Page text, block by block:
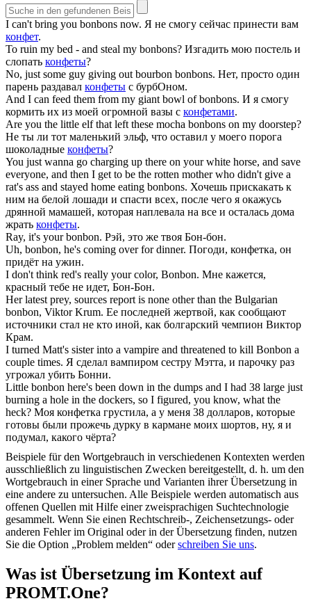
I can't bring you bonbons now. Я не смогу сейчас принести вам
конфет.
To ruin my bed - and steal my bonbons? Изгадить мою постель и
слопать конфеты?
No, just some guy giving out bourbon bonbons. Нет, просто один
парень раздавал конфеты с бурбОном.
And I can feed them from my giant bowl ofbonbons. И я смогу
кормить их из моей огромной вазы с конфетами.
Are you the little elf that left these mocha bonbons on my doorstep?
Не ты ли тот маленький эльф, что оставил у моего порога
шоколадные конфеты?
You just wanna go charging up there on your white horse, and save
everyone, and then I get to be the rotten mother who didn't give a
rat's ass and stayed home eating bonbons. Хочешь прискакать к
ним на белой лошади и спасти всех, после чего я окажусь
дрянной мамашей, которая наплевала на все и осталась дома
жрать конфеты.
Ray, it's yourbonbon. Рэй, это же твоя Бон-бон.
Uh, bonbon, he's coming over for dinner. Погоди, конфетка, он
придёт на ужин.
I don't think red's really your color, Bonbon. Мне кажется,
красный тебе не идет, Бон-Бон.
Her latest prey, sources report is none other than the Bulgarian
bonbon, Viktor Krum. Ee последней жертвой, как сообщают
источники стал не кто иной, как болгарский чемпион Виктор
Крам.
I turned Matt's sister into a vampire and threatened to kill Bonbon a
couple times. Я сделал вампиром сестру Мэтта, и парочку раз
угрожал убить Бонни.
Little bonbon here's been down in the dumps and I had 38 large just
burning a hole in the dockers, so I figured, you know, what the
heck? Моя конфетка грустила, а у меня 38 долларов, которые
готовы были прожечь дурку в кармане моих шортов, ну, я и
подумал, какого чёрта?
Beispiele für den Wortgebrauch in verschiedenen Kontexten werden
ausschließlich zu linguistischen Zwecken bereitgestellt, d. h. um den
Wortgebrauch in einer Sprache und Varianten ihrer Übersetzung in
eine andere zu untersuchen. Alle Beispiele werden automatisch aus
offenen Quellen mit Hilfe einer zweisprachigen Suchtechnologie
gesammelt. Wenn Sie einen Rechtschreib-, Zeichensetzungs- oder
anderen Fehler im Original oder in der Übersetzung finden, nutzen
Sie die Option „Problem melden“ oderschreiben Sie uns.
Was ist Übersetzung im Kontext auf
PROMT.One?